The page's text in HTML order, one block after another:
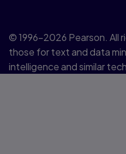
© 1996–2026 Pearson. All
those for text and data
intelligence and similar